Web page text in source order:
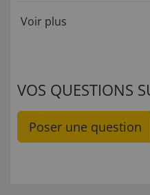
Voir plus
VOS QUESTIONS
Poser une question